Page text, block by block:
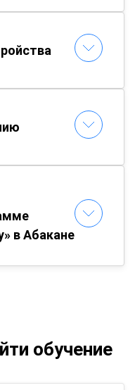
в Абакане
обучение